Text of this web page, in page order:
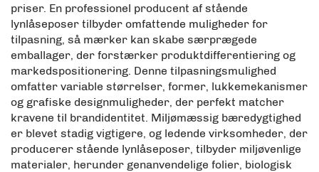
priser. En professionel producent af stående
lynlåseposer tilbyder omfattende muligheder for
tilpasning, så mærker kan skabe særprægede
emballager, der forstærker produktdifferentiering og
markedspositionering. Denne tilpasningsmulighed
omfatter variable størrelser, former, lukkemekanismer
og grafiske designmuligheder, der perfekt matcher
kravene til brandidentitet. Miljømæssig bæredygtighed
er blevet stadig vigtigere, og ledende virksomheder, der
producerer stående lynlåseposer, tilbyder miljøvenlige
materialer, herunder genanvendelige folier, biologisk